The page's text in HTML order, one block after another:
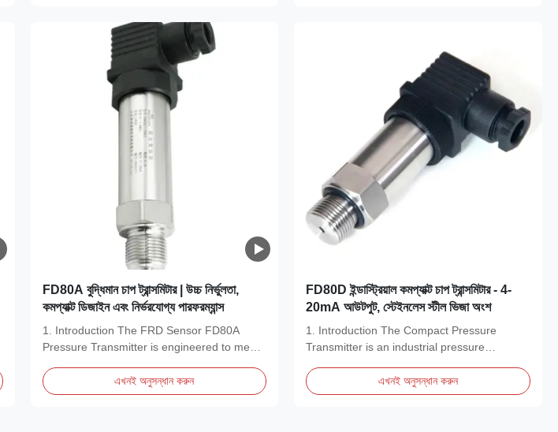
FD80A বুদ্ধিমান চাপ ট্রান্সমিটার | উচ্চ নির্ভুলতা,
কমপ্যাক্ট ডিজাইন এবং নির্ভরযোগ্য পারফরম্যান্স
1. Introduction The FRD Sensor FD80A
Pressure Transmitter is engineered to meet
এখনই অনুসন্ধান করুন
FD80D ইন্ডাস্ট্রিয়াল কমপ্যাক্ট চাপ ট্রান্সমিটার - 4-
20mA আউটপুট, স্টেইনলেস স্টীল ভিজা অংশ
1. Introduction The Compact Pressure
Transmitter is an industrial pressure
এখনই অনুসন্ধান করুন